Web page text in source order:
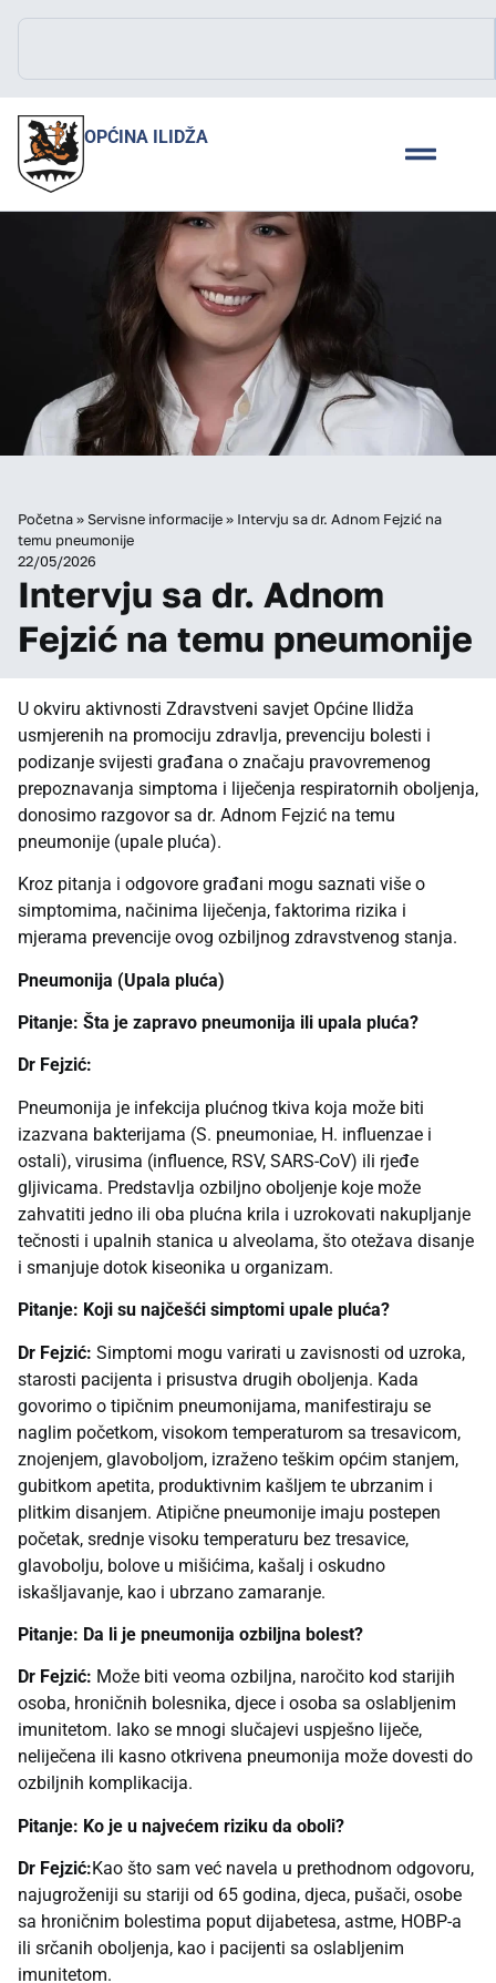
OPĆINA ILIDŽA
Početna» Servisne informacije» Intervju sa dr. Adnom Fejzić na
temu pneumonije
22/05/2026
Intervju sa dr. Adnom
Fejzić na temu pneumonije
U okviru aktivnosti Zdravstveni savjet Općine Ilidža
usmjerenih na promociju zdravlja, prevenciju bolesti i
podizanje svijesti građana o značaju pravovremenog
prepoznavanja simptoma i liječenja respiratornih oboljenja,
donosimo razgovor sa dr. Adnom Fejzić na temu
pneumonije (upale pluća).
Kroz pitanja i odgovore građani mogu saznati više o
simptomima, načinima liječenja, faktorima rizika i
mjerama prevencije ovog ozbiljnog zdravstvenog stanja.
Pneumonija (Upala pluća)
Pitanje: Šta je zapravo pneumonija ili upala pluća?
Dr Fejzić:
Pneumonija je infekcija plućnog tkiva koja može biti
izazvana bakterijama (S. pneumoniae, H. influenzae i
ostali), virusima (influence, RSV, SARS-CoV) ili rjeđe
gljivicama. Predstavlja ozbiljno oboljenje koje može
zahvatiti jedno ili oba plućna krila i uzrokovati nakupljanje
tečnosti i upalnih stanica u alveolama, što otežava disanje
i smanjuje dotok kiseonika u organizam.
Pitanje: Koji su najčešći simptomi upale pluća?
Dr Fejzić: Simptomi mogu varirati u zavisnosti od uzroka,
starosti pacijenta i prisustva drugih oboljenja. Kada
govorimo o tipičnim pneumonijama, manifestiraju se
naglim početkom, visokom temperaturom sa tresavicom,
znojenjem, glavoboljom, izraženo teškim općim stanjem,
gubitkom apetita, produktivnim kašljem te ubrzanim i
plitkim disanjem. Atipične pneumonije imaju postepen
početak, srednje visoku temperaturu bez tresavice,
glavobolju, bolove u mišićima, kašalj i oskudno
iskašljavanje, kao i ubrzano zamaranje.
Pitanje: Da li je pneumonija ozbiljna bolest?
Dr Fejzić: Može biti veoma ozbiljna, naročito kod starijih
osoba, hroničnih bolesnika, djece i osoba sa oslabljenim
imunitetom. Iako se mnogi slučajevi uspješno liječe,
neliječena ili kasno otkrivena pneumonija može dovesti do
ozbiljnih komplikacija.
Pitanje: Ko je u najvećem riziku da oboli?
Dr Fejzić:Kao što sam već navela u prethodnom odgovoru,
najugroženiji su stariji od 65 godina, djeca, pušači, osobe
sa hroničnim bolestima poput dijabetesa, astme, HOBP-a
ili srčanih oboljenja, kao i pacijenti sa oslabljenim
imunitetom.